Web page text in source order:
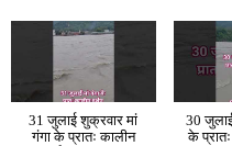
31 जुलाई शुक्रवार मां
गंगा के प्रातः कालीन
30
के